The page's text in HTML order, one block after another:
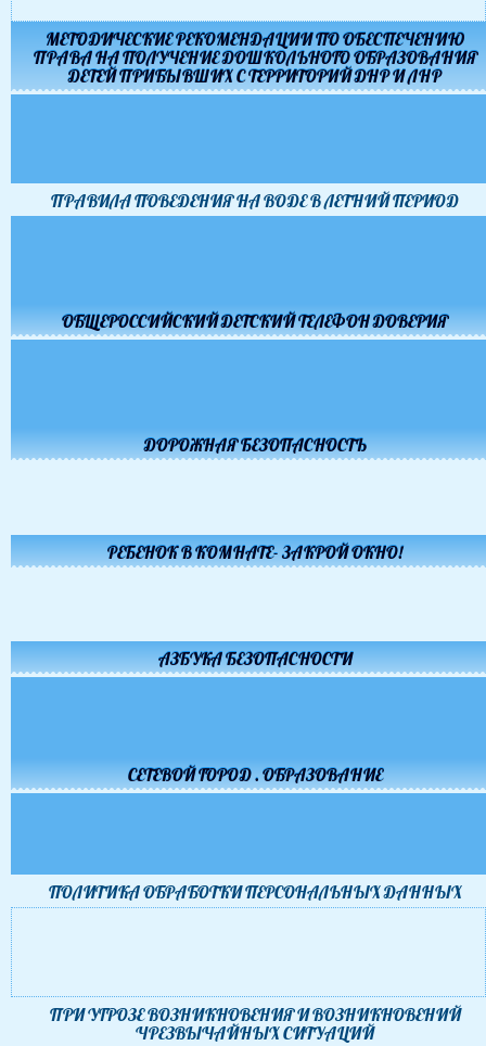
МЕТОДИЧЕСКИЕ РЕКОМЕНДАЦИИ ПО ОБЕСПЕЧЕНИЮ
ПРАВА НА ПОЛУЧЕНИЕ ДОШКОЛЬНОГО ОБРАЗОВАНИЯ
ДЕТЕЙ ПРИБЫВШИХ С ТЕРРИТОРИЙ ДНР И ЛНР
ПРАВИЛА ПОВЕДЕНИЯ НА ВОДЕ В ЛЕТНИЙ ПЕРИОД
ОБЩЕРОССИЙСКИЙ ДЕТСКИЙ ТЕЛЕФОН ДОВЕРИЯ
ДОРОЖНАЯ БЕЗОПАСНОСТЬ
РЕБЕНОК В КОМНАТЕ- ЗАКРОЙ ОКНО!
АЗБУКА БЕЗОПАСНОСТИ
СЕТЕВОЙ ГОРОД . ОБРАЗОВАНИЕ
ПОЛИТИКА ОБРАБОТКИ ПЕРСОНАЛЬНЫХ ДАННЫХ
ПРИ УГРОЗЕ ВОЗНИКНОВЕНИЯ И ВОЗНИКНОВЕНИЙ
ЧРЕЗВЫЧАЙНЫХ СИТУАЦИЙ